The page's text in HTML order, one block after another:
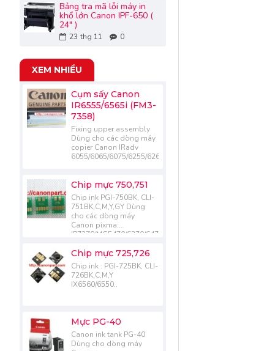
Bảng tra mã lỗi máy in
khổ lớn Canon IPF-650 (
24" )
23 thg 11 0
XEM NHIỀU
Cụm sấy Canon
IR6555/6565i (FM3-
7358)
Fixing upper assembly
Dùng cho các dòng máy
copier Canon IRadv
6055/6065/6075/6255/6265/6275/6555/6565/6575..
Chip mực 750,751
Chip ink PGI-750BK, CLI-
751BK,C,M,Y,GY Dùng
cho các dòng máy
Canon pixma:
IP7270/MG5470/6370/6470/7170
Chip mực 725,726
Chip ink : PGI-725BK, CLI-
726BK,C,M,Y
IX6560/6550..
Mực PG-40
Canon ink tank PG-40
Dùng cho dòng máy